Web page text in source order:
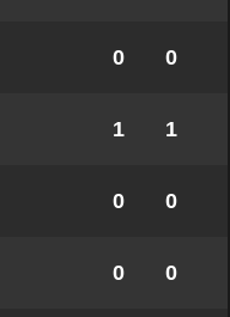
0 0
1 1
0 0
0 0